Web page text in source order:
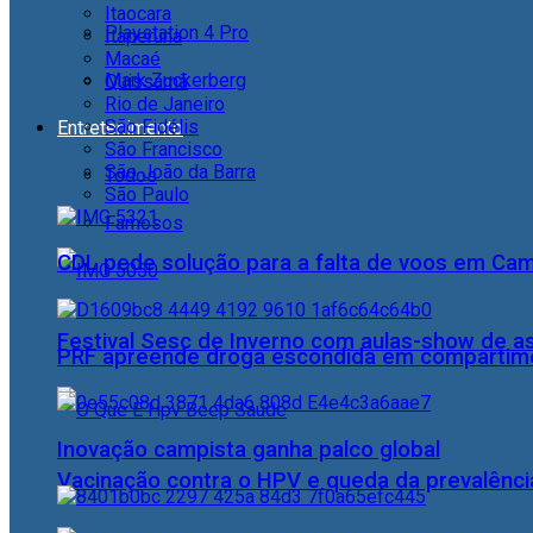
Playstation 4 Pro
Mark Zuckerberg
Entretenimento
Todos
Famosos
Festival Sesc de Inverno com aulas-show de
Vacinação contra o HPV e queda da
Itaocara
Itaperuna
Macaé
Quissamã
Rio de Janeiro
São Fidélis
São Francisco
São João da Barra
São Paulo
CDL pede solução para a falta de voos em
PRF apreende droga escondida em
Inovação campista ganha palco global